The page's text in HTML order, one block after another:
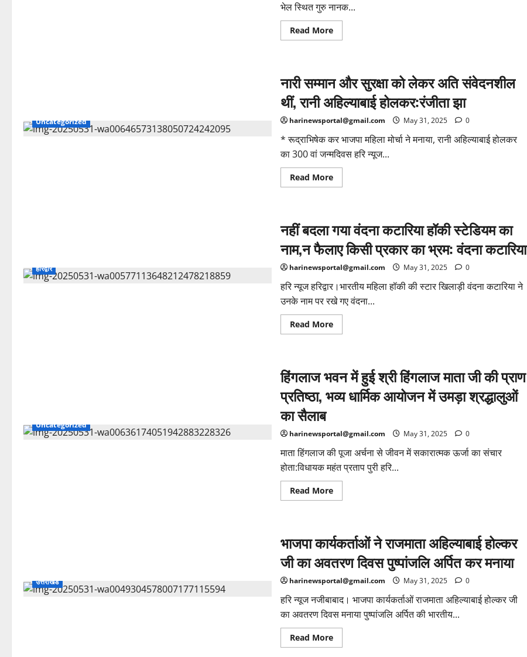
भेल स्थित गुरु नानक...
Read MoreRead
more
के
शहीदी
दिवस
पर
भेल
स्थित
नानक
दरबार
गुरुद्वारे
में
आयोजित
हुआ
कार्यक्रम
Uncategorized
नारी सम्मान और सुरक्षा को लेकर अति संवेदनशील
थीं, रानी अहिल्याबाई होलकर:रंजीता झा
harinewsportal@gmail.com May 31, 2025 0
* रूद्राभिषेक कर भाजपा महिला मोर्चा ने मनाया, रानी अहिल्याबाई होलकर
का 300 वां जन्मदिवस हरि न्यूज...
Read MoreRead
more
सुरक्षा
को
लेकर
अति
संवेदनशील
थीं,
अहिल्याबाई
होलकर:रंजीता
झा
हरिद्वार
नहीं बदला गया वंदना कटारिया हॉकी स्टेडियम का
नाम,न फैलाए किसी प्रकार का भ्रम: वंदना कटारिया
harinewsportal@gmail.com May 31, 2025 0
हरि न्यूज हरिद्वार।भारतीय महिला हॉकी की स्टार खिलाड़ी वंदना कटारिया ने
उनके नाम पर रखे गए वंदना...
Read MoreRead
more
वंदना
कटारिया
स्टेडियम
का
किसी
प्रकार
का
भ्रम:
वंदना
कटारिया
Uncategorized
हिंगलाज भवन में हुई श्री हिंगलाज माता जी की प्राण
प्रतिष्ठा, भव्य धार्मिक आयोजन में उमड़ा श्रद्धालुओं
का सैलाब
harinewsportal@gmail.com May 31, 2025 0
माता हिंगलाज की पूजा अर्चना से जीवन में सकारात्मक ऊर्जा का संचार
होता:विधायक महंत प्रताप पुरी हरि...
Read MoreRead
more
हुई
श्री
माता
जी
की
प्रतिष्ठा,
भव्य
धार्मिक
आयोजन
में
उमड़ा
श्रद्धालुओं
उत्तराखंड
भाजपा कार्यकर्ताओं ने राजमाता अहिल्याबाई होल्कर
जी का अवतरण दिवस पुष्पांजलि अर्पित कर मनाया
harinewsportal@gmail.com May 31, 2025 0
हरि न्यूज नजीबाबाद। भाजपा कार्यकर्ताओं राजमाता अहिल्याबाई होल्कर जी
का अवतरण दिवस मनाया पुष्पांजलि अर्पित की भारतीय...
Read MoreRead
more